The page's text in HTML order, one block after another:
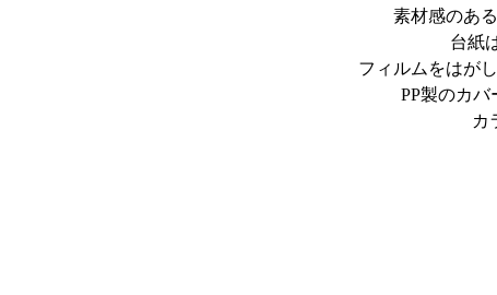
素材感のあ
台紙
フィルムをはが
PP製のカ
カ